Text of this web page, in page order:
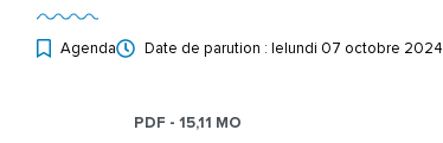
Agenda Date de parution : lelundi 07 octobre 2024
PDF - 15,11 MO